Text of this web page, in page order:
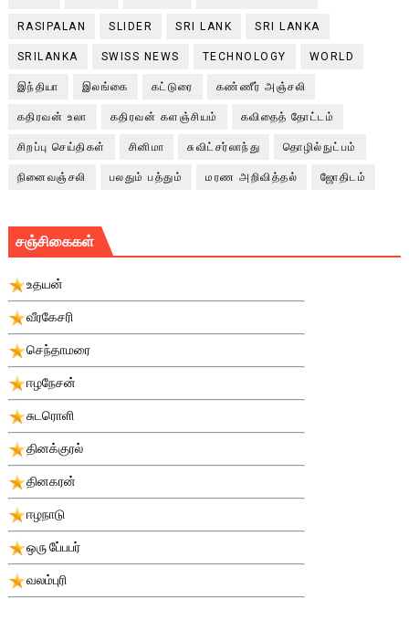
RASIPALAN SLIDER SRI LANK SRI LANKA
SRILANKA SWISS NEWS TECHNOLOGY WORLD
இந்தியா இலங்கை கட்டுரை கண்ணீர் அஞ்சலி
கதிரவன் உலா கதிரவன் களஞ்சியம் கவிதைத் தோட்டம்
சிறப்பு செய்திகள் சினிமா சுவிட்சர்லாந்து தொழில்நுட்பம்
நினைவஞ்சலி பலதும் பத்தும் மரண அறிவித்தல் ஜோதிடம்
சஞ்சிகைகள்
உதயன்
வீரகேசரி
செந்தாமரை
ஈழநேசன்
சுடரொளி
தினக்குரல்
தினகரன்
ஈழநாடு
ஒரு பே்பபர்
வலம்புரி